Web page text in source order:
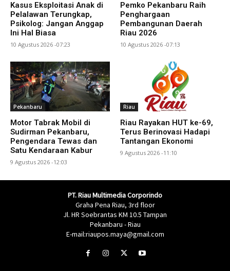
Kasus Eksploitasi Anak di
Pelalawan Terungkap,
Psikolog: Jangan Anggap
Ini Hal Biasa
10 Agustus 2026 -07:23
Pemko Pekanbaru Raih
Penghargaan
Pembangunan Daerah
Riau 2026
10 Agustus 2026 -07:13
Pekanbaru
Motor Tabrak Mobil di
Sudirman Pekanbaru,
Pengendara Tewas dan
Satu Kendaraan Kabur
9 Agustus 2026 -12:03
Riau
Riau Rayakan HUT ke-69,
Terus Berinovasi Hadapi
Tantangan Ekonomi
9 Agustus 2026 -11:10
PT. Riau Multimedia Corporindo
Graha Pena Riau, 3rd floor
Jl. HR Soebrantas KM 10.5 Tampan
Pekanbaru - Riau
E-mail:riaupos.maya@gmail.com